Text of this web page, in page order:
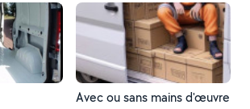
Avec ou sans mains d'œuvre